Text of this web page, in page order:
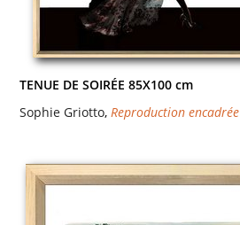
TENUE DE SOIRÉE 85X100 cm
Sophie Griotto, Reproduction encadrée